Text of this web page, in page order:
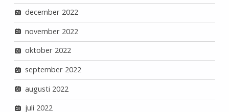
december 2022
november 2022
oktober 2022
september 2022
augusti 2022
juli 2022